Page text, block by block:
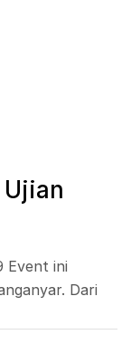
Event ini
Dari